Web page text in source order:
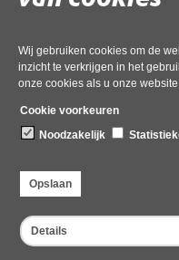
Wij gebruiken cookies om de
inzicht te verkrijgen in het
onze cookies als u onze
Cookie voorkeuren
Noodzakelijk
Opslaan
Details
Bezoekadres
Dampten 2, 1624 NR Hoorn
Postbus 2095, 1620 EB Hoorn
Openingstijden kantoor
Maandag tot en met vrijdag*
van 08:00 tot 16:30